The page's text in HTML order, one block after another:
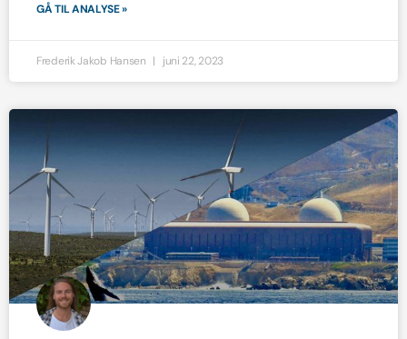
GÅ TIL ANALYSE »
Frederik Jakob Hansen juni 22, 2023